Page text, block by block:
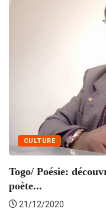
CULTURE
Togo/ Poésie:
poète...
21/12/2020